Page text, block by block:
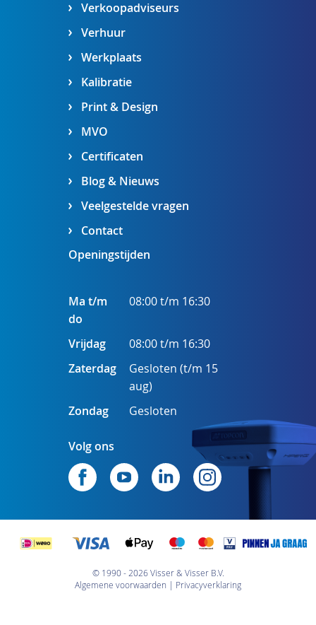
Verkoopadviseurs
Verhuur
Werkplaats
Kalibratie
Print & Design
MVO
Certificaten
Blog & Nieuws
Veelgestelde vragen
Contact
Openingstijden
Ma t/m
do
08:00 t/m 16:30
Vrijdag
08:00 t/m 16:30
Zaterdag
Gesloten (t/m 15
aug)
Zondag
Gesloten
Volg ons
© 1990 - 2026 Visser & Visser B.V.
Algemene voorwaarden
Privacyverklaring